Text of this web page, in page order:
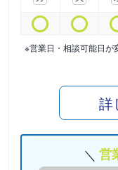
※営業日・相談可能日が
詳
営